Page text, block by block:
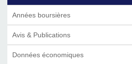
Années boursières
Avis & Publications
Données économiques